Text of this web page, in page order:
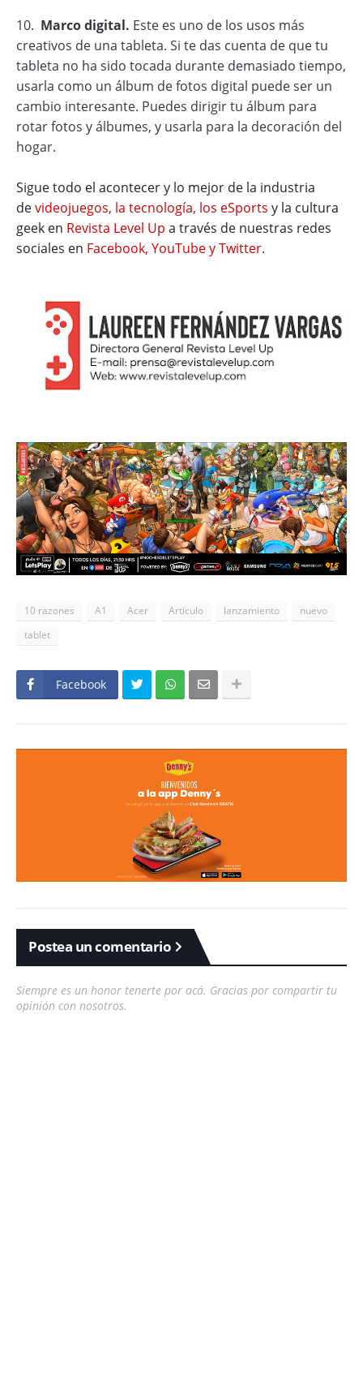
10. Marco digital. Este es uno de los usos más
creativos de una tableta. Si te das cuenta de que tu
tableta no ha sido tocada durante demasiado tiempo,
usarla como un álbum de fotos digital puede ser un
cambio interesante. Puedes dirigir tu álbum para
rotar fotos y álbumes, y usarla para la decoración del
hogar.
Sigue todo el acontecer y lo mejor de la industria
devideojuegos, la tecnología, los eSports y la cultura
geek en Revista Level Up a través de nuestras redes
sociales en Facebook, YouTube y Twitter.
10 razones A1 Acer Articulo lanzamiento
nuevo
tablet
Facebook
Postea un comentario
Siempre es un honor tenerte por acá. Gracias por compartir tu
opinión con nosotros.